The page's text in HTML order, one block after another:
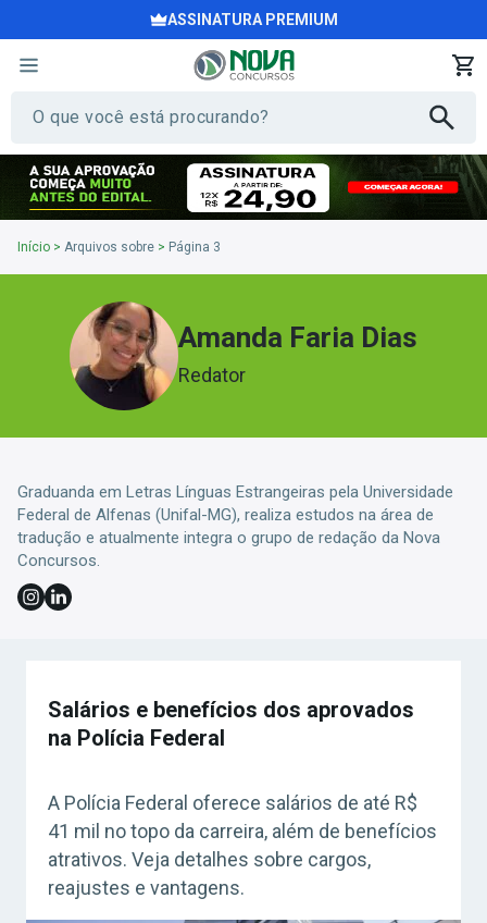
ASSINATURA PREMIUM
Início > Arquivos sobre > Página 3
Amanda Faria Dias
Redator
Graduanda em Letras Línguas Estrangeiras pela Universidade
Federal de Alfenas (Unifal-MG), realiza estudos na área de
tradução e atualmente integra o grupo de redação da Nova
Concursos.
Salários e benefícios dos aprovados
na Polícia Federal
A Polícia Federal oferece salários de até R$
41 mil no topo da carreira, além de benefícios
atrativos. Veja detalhes sobre cargos,
reajustes e vantagens.